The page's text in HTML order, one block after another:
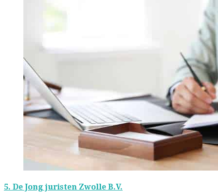
5. De Jong juristen Zwolle B.V.